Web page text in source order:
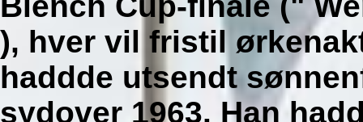
), hver vil fristil
haddde utsendt
sydover 1963. Han